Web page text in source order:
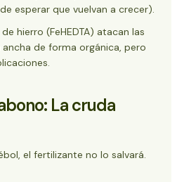
esperar que vuelvan a crecer).
hierro (FeHEDTA) atacan las
de forma orgánica, pero
La cruda
el fertilizante no lo salvará.